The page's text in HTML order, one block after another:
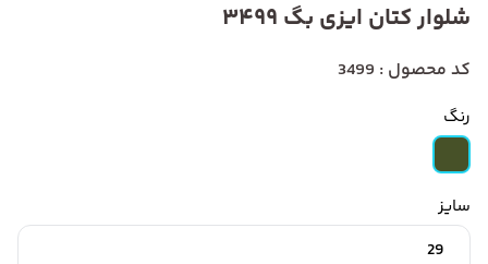
شلوار کتان ایزی بگ 3499
کد محصول : 3499
رنگ
سایز
29